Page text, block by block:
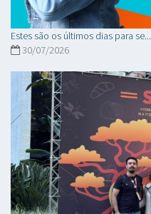
Estes são os últimos dias para se...
30/07/2026